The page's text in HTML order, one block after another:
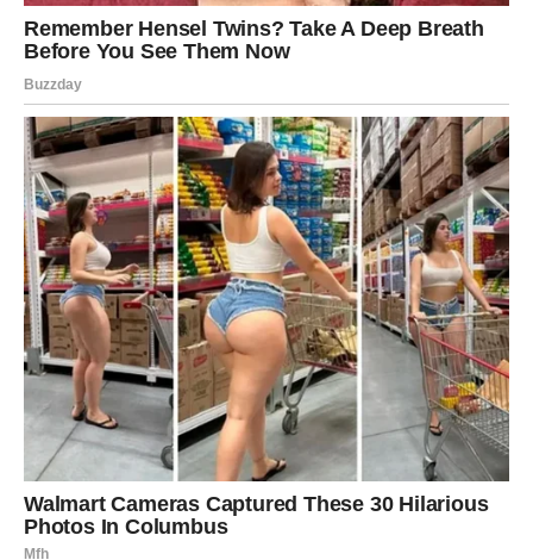
što trenutno mislite.
Mnogi Ovnovi će tokom ovog perioda osjetiti veliko
olakšanje jer će se problem koji ih dugo opterećuje
konačno početi rješavati.
Zvijezde vam poručuju da ne sumnjate toliko u sebe jer
imate mnogo više sposobnosti nego što trenutno mislite.
Vrijeme je da konačno počnete
misliti više na sebe
Previše ste energije trošili pokušavajući pomoći drugima
i održati odnose koji su vas iscrpljivali.
Često ste zaboravljali vlastite potrebe samo da biste
izbjegli sukobe ili razočaranja.